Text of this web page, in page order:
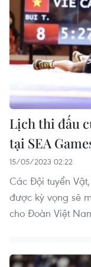
Lịch thi đấu
tại SEA
15/05/2023 02:22
Các Đội tuyển
được kỳ vọng sẽ
cho Đoàn Việt